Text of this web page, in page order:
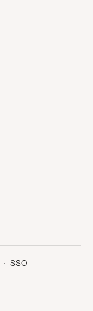
· SSO